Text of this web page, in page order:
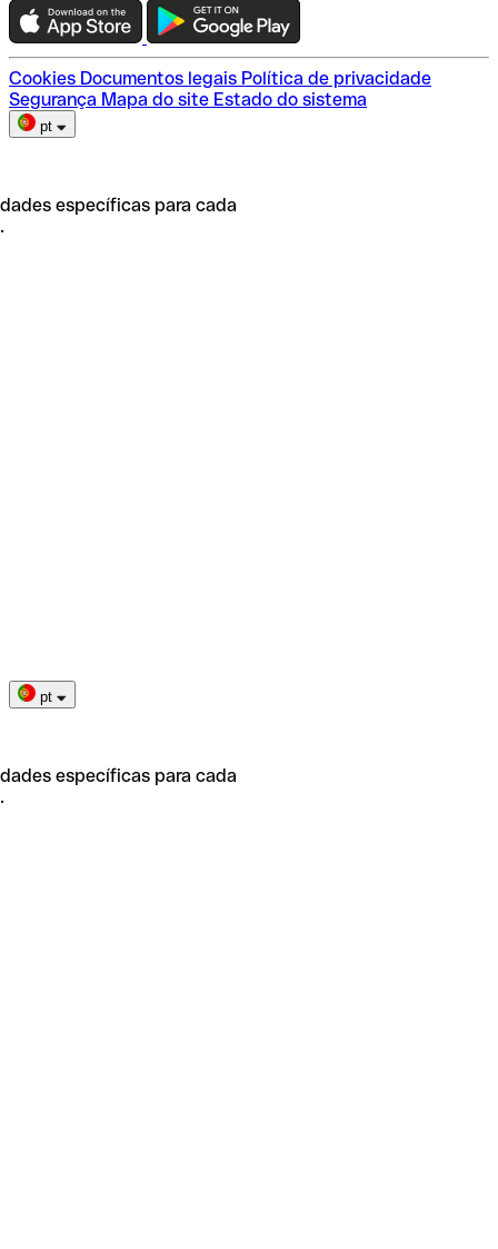
Escolha do plano
Cookies Documentos legais Política de privacidade
Segurança Mapa do site Estado do sistema
pt
específicas para cada
pt
específicas para cada